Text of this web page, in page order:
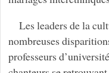
Les leaders de la
nombreuses
professeurs